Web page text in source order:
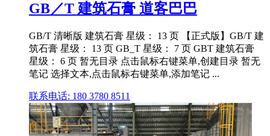
GB／T 建筑石膏 道客巴巴
GB/T 清晰版 建筑石膏 星级： 13 页 【正式版】GB/T 建
筑石膏 星级： 13 页 GB_T 星级： 7 页 GBT 建筑石膏
星级： 6 页 暂无目录 点击鼠标右键菜单,创建目录 暂无
笔记 选择文本,点击鼠标右键菜单,添加笔记 ...
联系电话: 180 3780 8511